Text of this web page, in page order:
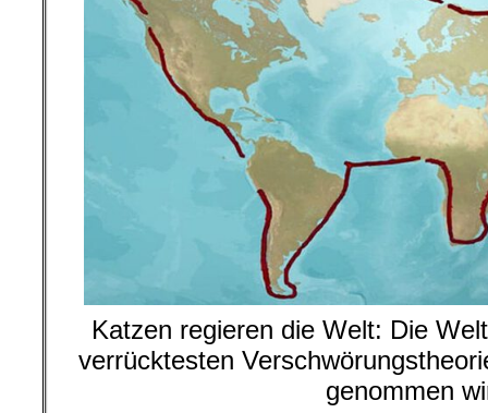
Katzen regieren die Welt: Die
verrücktesten
genommen